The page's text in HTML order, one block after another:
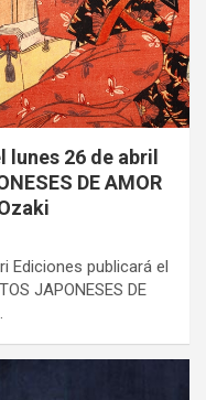
26 de abril
DE AMOR
Ediciones publicará el
JAPONESES DE